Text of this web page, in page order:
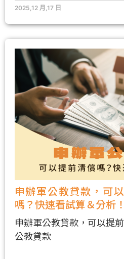
2025,12 月,17 日
申辦軍公教貸款，可
嗎？快速看試算＆分析！
申辦軍公教貸款，可以提
公教貸款